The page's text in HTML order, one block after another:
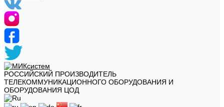
РОССИЙСКИЙ ПРОИЗВОДИТЕЛЬ
ТЕЛЕКОММУНИКАЦИОННОГО ОБОРУДОВАНИЯ И
ОБОРУДОВАНИЯ ЦОД